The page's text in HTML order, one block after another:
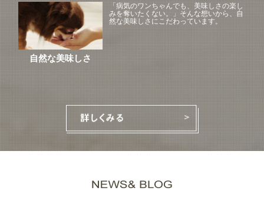
自然な美味しさ
「病気のワンちゃんでも、美味しさの楽し
みを奪いたくない。」そんな想いから、自
然な美味しさにこだわっています。